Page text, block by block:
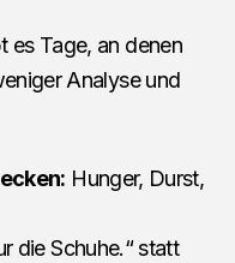
es Tage, an denen
Analyse und
Hunger, Durst,
die Schuhe.“ statt